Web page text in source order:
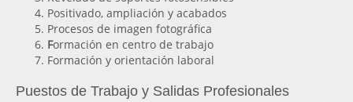
Positivado, ampliación y acabados
Procesos de imagen fotográfica
Formación en centro de trabajo
Formación y orientación laboral
Puestos de Trabajo y Salidas Profesionales